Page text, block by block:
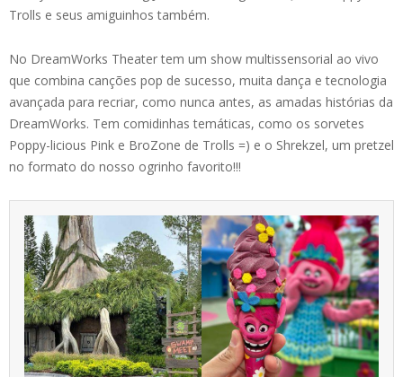
Trolls e seus amiguinhos também.
No DreamWorks Theater tem um show multissensorial ao vivo
que combina canções pop de sucesso, muita dança e tecnologia
avançada para recriar, como nunca antes, as amadas histórias da
DreamWorks. Tem comidinhas temáticas, como os sorvetes
Poppy-licious Pink e BroZone de Trolls =) e o Shrekzel, um pretzel
no formato do nosso ogrinho favorito!!!